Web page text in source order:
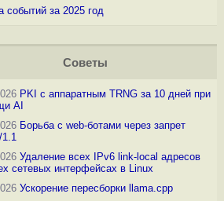
событий за 2025 год
Советы
PKI с аппаратным TRNG за 10 дней при
AI
Борьба с web-ботами через запрет
1.1
Удаление всех IPv6 link-local адресов
сетевых интерфейсах в Linux
Ускорение пересборки llama.cpp